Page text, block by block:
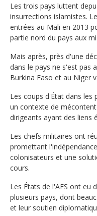
Les trois pays luttent
insurrections islamistes.
entrées au Mali en 2013
partie nord du pays aux
Mais après, près d'une
dans le pays ne s'est pas
Burkina Faso et au Niger
Les coups d'État dans les
un contexte de
dirigeants ayant des liens
Les chefs militaires ont
promettant
colonisateurs et une
cours.
Les États de l'AES ont eu
plusieurs pays, dont
et leur soutien